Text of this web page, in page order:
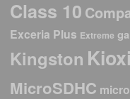
Class 10
Exceria Plus Extreme
Kingston
MicroSDHC